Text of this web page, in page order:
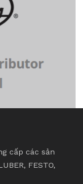
cấp các sản
FESTO,